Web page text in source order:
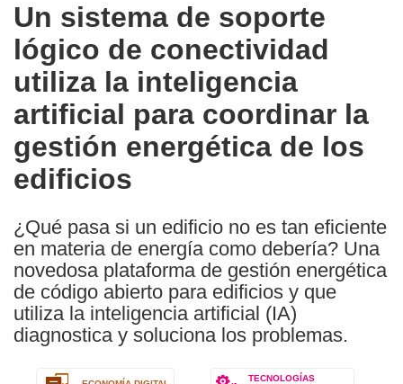
the
following
languages:
Un sistema de soporte
lógico de conectividad
utiliza la inteligencia
artificial para coordinar la
gestión energética de los
edificios
¿Qué pasa si un edificio no es tan eficiente
en materia de energía como debería? Una
novedosa plataforma de gestión energética
de código abierto para edificios y que
utiliza la inteligencia artificial (IA)
diagnostica y soluciona los problemas.
TECNOLOGÍAS